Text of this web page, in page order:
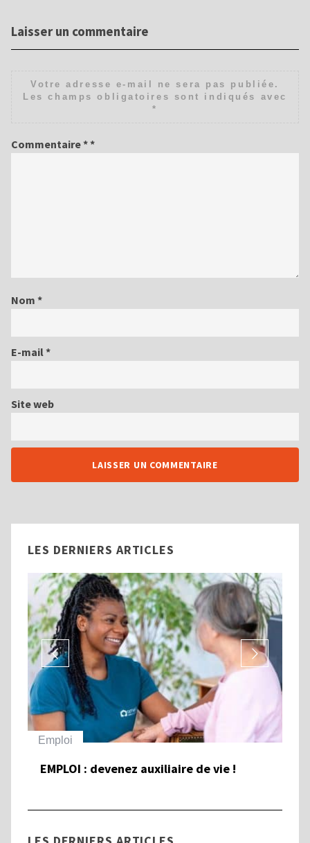
Laisser un commentaire
Votre adresse e-mail ne sera pas publiée.
Les champs obligatoires sont indiqués avec
*
Commentaire*
Nom *
E-mail*
Site web
LES DERNIERS ARTICLES
Emploi
EMPLOI : devenez auxiliaire de vie !